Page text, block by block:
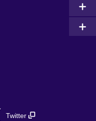
Twitter